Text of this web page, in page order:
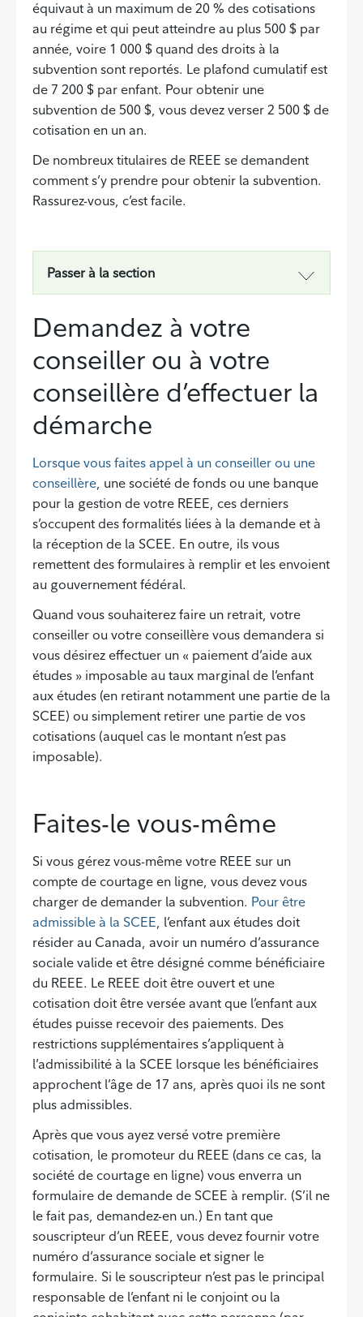
équivaut à un maximum de 20 % des cotisations
au régime et qui peut atteindre au plus 500 $ par
année, voire 1 000 $ quand des droits à la
subvention sont reportés. Le plafond cumulatif est
de 7 200 $ par enfant. Pour obtenir une
subvention de 500 $, vous devez verser 2 500 $ de
cotisation en un an.
De nombreux titulaires de REEE se demandent
comment s’y prendre pour obtenir la subvention.
Rassurez-vous, c’est facile.
Passer à la section
Demandez à votre
conseiller ou à votre
conseillère d’effectuer la
démarche
Lorsque vous faites appel à un conseiller ou une
conseillère, une société de fonds ou une banque
pour la gestion de votre REEE, ces derniers
s’occupent des formalités liées à la demande et à
la réception de la SCEE. En outre, ils vous
remettent des formulaires à remplir et les envoient
au gouvernement fédéral.
Quand vous souhaiterez faire un retrait, votre
conseiller ou votre conseillère vous demandera si
vous désirez effectuer un « paiement d’aide aux
études » imposable au taux marginal de l’enfant
aux études (en retirant notamment une partie de la
SCEE) ou simplement retirer une partie de vos
cotisations (auquel cas le montant n’est pas
imposable).
Faites-le vous-même
Si vous gérez vous-même votre REEE sur un
compte de courtage en ligne, vous devez vous
charger de demander la subvention. Pour être
admissible à la SCEE, l’enfant aux études doit
résider au Canada, avoir un numéro d’assurance
sociale valide et être désigné comme bénéficiaire
du REEE. Le REEE doit être ouvert et une
cotisation doit être versée avant que l’enfant aux
études puisse recevoir des paiements. Des
restrictions supplémentaires s’appliquent à
l’admissibilité à la SCEE lorsque les bénéficiaires
approchent l’âge de 17 ans, après quoi ils ne sont
plus admissibles.
Après que vous ayez versé votre première
cotisation, le promoteur du REEE (dans ce cas, la
société de courtage en ligne) vous enverra un
formulaire de demande de SCEE à remplir. (S’il ne
le fait pas, demandez-en un.) En tant que
souscripteur d’un REEE, vous devez fournir votre
numéro d’assurance sociale et signer le
formulaire. Si le souscripteur n’est pas le principal
responsable de l’enfant ni le conjoint ou la